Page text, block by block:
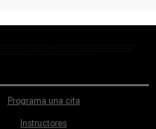
Programa una cita
Instructores